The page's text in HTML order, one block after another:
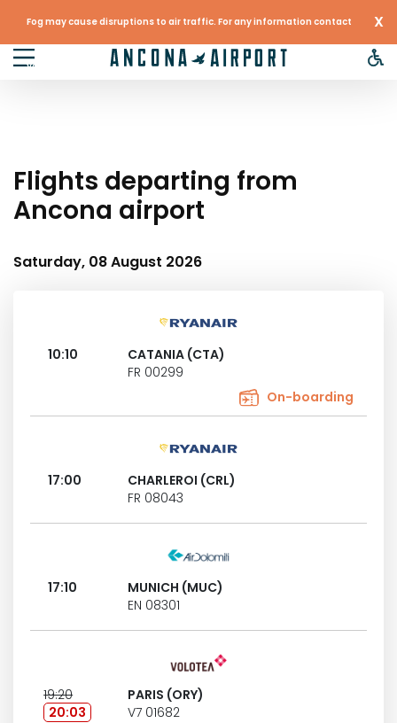
Fog may cause disruptions to air traffic. For any information contact
your airline
X
Flights departing from
Ancona airport
Saturday, 08 August 2026
10:10
CATANIA (CTA)
FR 00299
On-boarding
17:00
CHARLEROI (CRL)
FR 08043
17:10
MUNICH (MUC)
EN 08301
19:20
20:03
PARIS (ORY)
V7 01682